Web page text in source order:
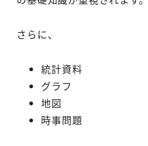
さらに、
統計資料
グラフ
地図
時事問題